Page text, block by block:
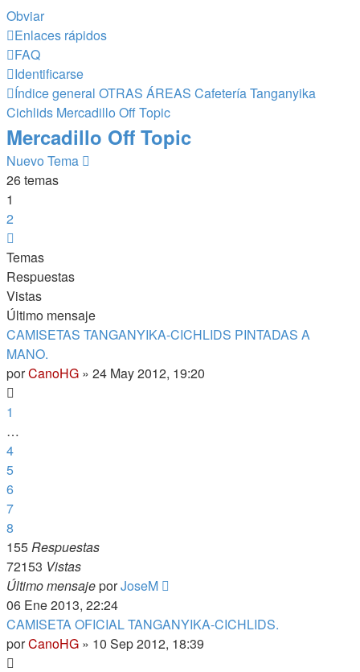
Obviar
Enlaces rápidos
FAQ
Identificarse
Índice general OTRAS ÁREAS Cafetería Tanganyika
Cichlids Mercadillo Off Topic
Mercadillo Off Topic
Nuevo Tema
26 temas
1
2
Temas
Respuestas
Vistas
Último mensaje
CAMISETAS TANGANYIKA-CICHLIDS PINTADAS A
MANO.
porCanoHG » 24 May 2012, 19:20
1
…
4
5
6
7
8
155Respuestas
72153 Vistas
Último mensajeporJoseM
06 Ene 2013, 22:24
CAMISETA OFICIAL TANGANYIKA-CICHLIDS.
porCanoHG » 10 Sep 2012, 18:39